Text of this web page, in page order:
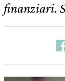
finanziari.